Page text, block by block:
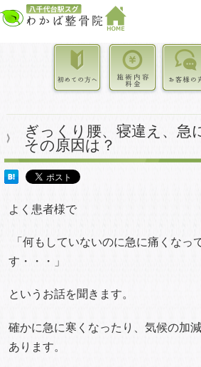
ぎっくり腰、寝違え、急
その原因は？
よく患者様で
「何もしていないのに急に痛くなっ
す・・・」
というお話を聞きます。
確かに急に寒くなったり、気候の加
あります。